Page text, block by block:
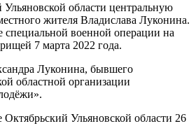
области центральную
жителя Владислава Луконина.
специальной военной операции на
7 марта 2022 года.
Луконина, бывшего
областной организации
Октябрьский Ульяновской области 26